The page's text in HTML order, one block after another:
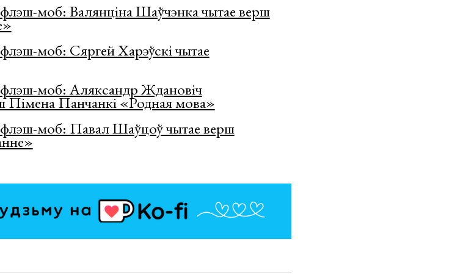
моб: Валянціна Шаўчэнка чытае верш
моб: Сяргей Харэўскі чытае
моб: Аляксандр Ждановіч
Пімена Панчанкі «Родная мова»
моб: Павал Шаўцоў чытае верш